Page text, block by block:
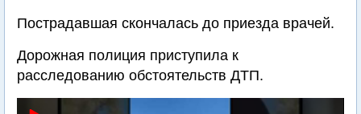
Пострадавшая скончалась до приезда врачей.
Дорожная полиция приступила к
расследованию обстоятельств ДТП.